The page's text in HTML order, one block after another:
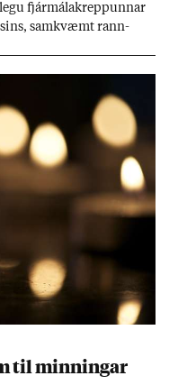
fjár­málakrepp­unn­ar
sam­kvæmt rann­
til minn­ing­ar